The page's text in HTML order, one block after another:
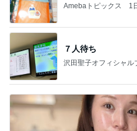
Amebaトピックス 1
７人待ち
沢田聖子オフィシャル